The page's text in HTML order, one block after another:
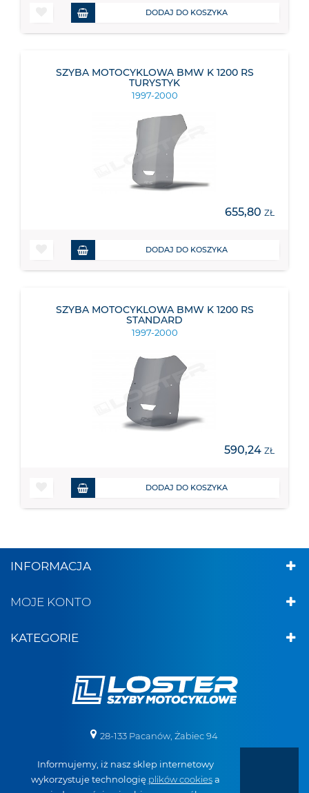
DODAJ DO KOSZYKA
SZYBA MOTOCYKLOWA BMW K 1200 RS
TURYSTYK
1997-2000
655,80 ZŁ
DODAJ DO KOSZYKA
SZYBA MOTOCYKLOWA BMW K 1200 RS
STANDARD
1997-2000
590,24 ZŁ
DODAJ DO KOSZYKA
INFORMACJA
MOJE KONTO
KATEGORIE
Informujemy, iż nasz sklep internetowy
wykorzystuje technologię plików cookiesa
28-133 Pacanów, Żabiec 94
+48 887 519 098